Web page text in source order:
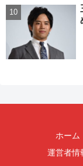
ホーム
運営者情